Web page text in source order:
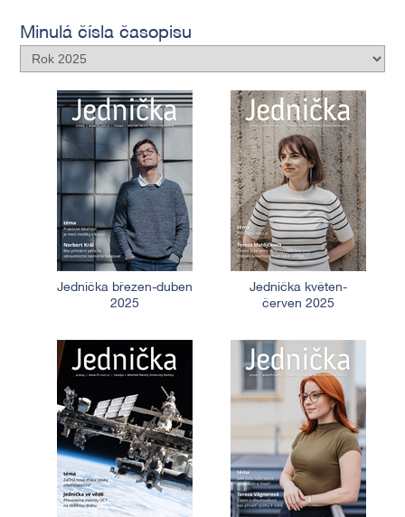
Minulá čísla časopisu
Jednička březen-duben
2025
Jednička květen-
červen 2025